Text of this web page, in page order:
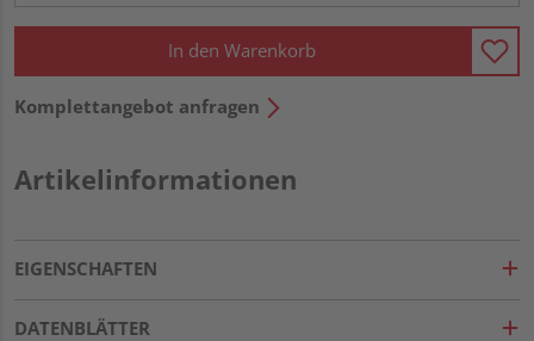
In den Warenkorb
Komplettangebot anfragen
Artikelinformationen
EIGENSCHAFTEN
DATENBLÄTTER